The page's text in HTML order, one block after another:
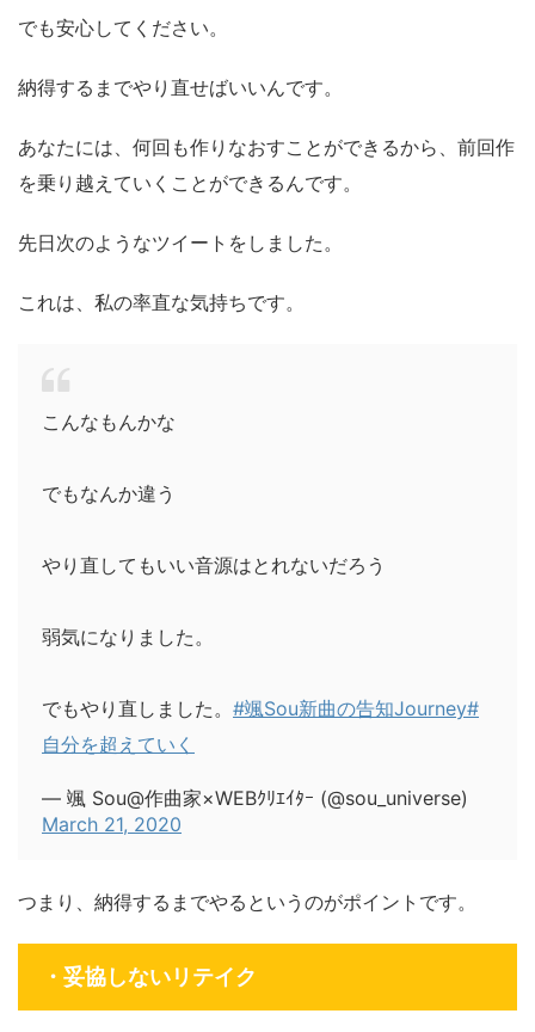
でも安心してください。
納得するまでやり直せばいいんです。
あなたには、何回も作りなおすことができるから、前回作
を乗り越えていくことができるんです。
先日次のようなツイートをしました。
これは、私の率直な気持ちです。
こんなもんかな
でもなんか違う
やり直してもいい音源はとれないだろう
弱気になりました。
でもやり直しました。 #颯Sou新曲の告知Journey#
自分を超えていく
— 颯 Sou@作曲家×WEBｸﾘｴｲﾀｰ (@sou_universe)
March 21, 2020
つまり、 納得するまでやるというのがポイント です。
・妥協しないリテイク